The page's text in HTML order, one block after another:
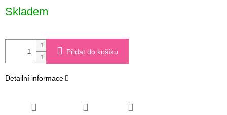
cena:
Skladem
Přidat do košíku
Detailní informace